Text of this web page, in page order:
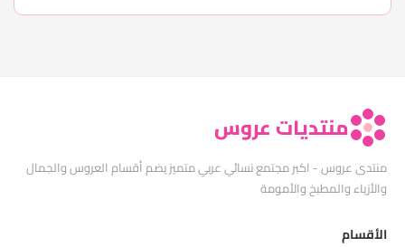
منتديات عروس
منتدى عروس - اكبر مجتمع نسائي عربي متميز يضم أقسام العروس والجمال
والأزياء والمطبخ والأمومة
الأقسام